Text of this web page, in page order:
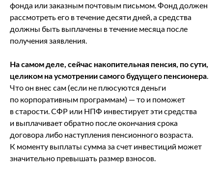
фонда или заказным почтовым письмом. Фонд должен
рассмотреть его в течение десяти дней, а средства
должны быть выплачены в течение месяца после
получения заявления.
На самом деле, сейчас накопительная пенсия, по сути,
целиком на усмотрении самого будущего пенсионера.
Что он внес сам (если не плюсуются деньги
по корпоративным программам) — то и поможет
в старости. СФР или НПФ инвестирует эти средства
и выплачивает обратно после окончания срока
договора либо наступления пенсионного возраста.
К моменту выплаты сумма за счет инвестиций может
значительно превышать размер взносов.